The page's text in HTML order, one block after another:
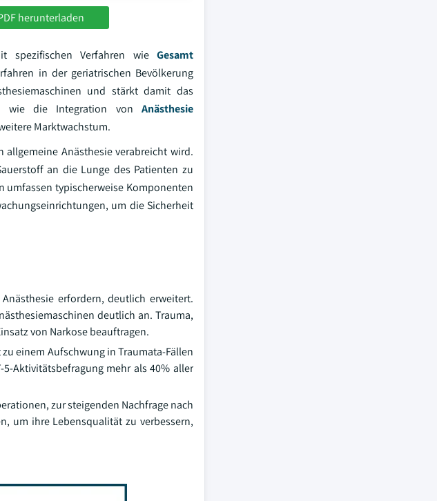
herunterladen
spezifischen Verfahren wie Gesamt
in der geriatrischen Bevölkerung
und stärkt damit das
wie die Integration von Anästhesie
Marktwachstum.
Anästhesie verabreicht wird.
an die Lunge des Patienten zu
umfassen typischerweise Komponenten
um die Sicherheit
erfordern, deutlich erweitert.
deutlich an. Trauma,
von Narkose beauftragen.
einem Aufschwung in Traumata-Fällen
Aktivitätsbefragung mehr als 40% aller
zur steigenden Nachfrage nach
um ihre Lebensqualität zu verbessern,